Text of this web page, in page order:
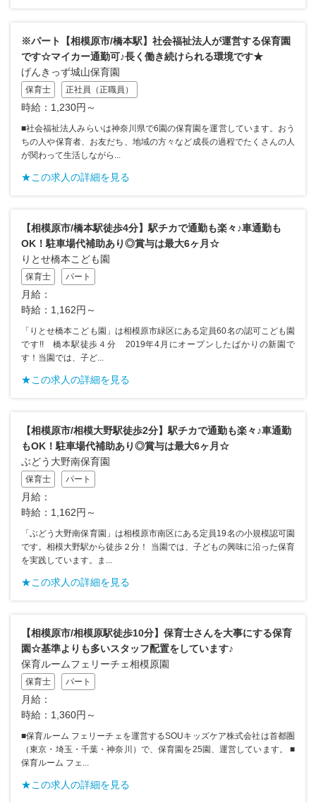
※パート【相模原市/橋本駅】社会福祉法人が運営する保育園
です☆マイカー通勤可♪長く働き続けられる環境です★
げんきっず城山保育園
保育士 正社員（正職員）
時給：1,230円～
■社会福祉法人みらいは神奈川県で6園の保育園を運営しています。おう
ちの人や保育者、お友だち、地域の方々など成長の過程でたくさんの人
が関わって生活しながら...
★この求人の詳細を見る
【相模原市/橋本駅徒歩4分】駅チカで通勤も楽々♪車通勤も
OK！駐車場代補助あり◎賞与は最大6ヶ月☆
りとせ橋本こども園
保育士 パート
月給：
時給：1,162円～
「りとせ橋本こども園」は相模原市緑区にある定員60名の認可こども園
です!! 橋本駅徒歩４分 2019年4月にオープンしたばかりの新園で
す！当園では、子ど...
★この求人の詳細を見る
【相模原市/相模大野駅徒歩2分】駅チカで通勤も楽々♪車通勤
もOK！駐車場代補助あり◎賞与は最大6ヶ月☆
ぶどう大野南保育園
保育士 パート
月給：
時給：1,162円～
「ぶどう大野南保育園」は相模原市南区にある定員19名の小規模認可園
です。相模大野駅から徒歩２分！ 当園では、子どもの興味に沿った保育
を実践しています。ま...
★この求人の詳細を見る
【相模原市/相模原駅徒歩10分】保育士さんを大事にする保育
園☆基準よりも多いスタッフ配置をしています♪
保育ルームフェリーチェ相模原園
保育士 パート
月給：
時給：1,360円～
■保育ルーム フェリーチェを運営するSOUキッズケア株式会社は首都圏
（東京・埼玉・千葉・神奈川）で、保育園を25園、運営しています。 ■
保育ルーム フェ...
★この求人の詳細を見る